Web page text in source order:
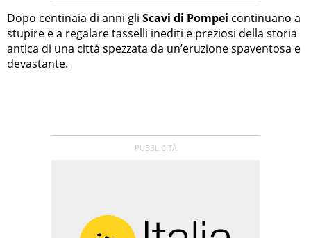
Dopo centinaia di anni gli Scavi di Pompei continuano a
stupire e a regalare tasselli inediti e preziosi della storia
antica di una città spezzata da un’eruzione spaventosa e
devastante.